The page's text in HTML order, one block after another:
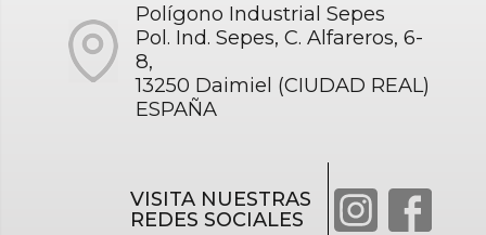
Polígono Industrial Sepes
Pol. Ind. Sepes, C. Alfareros, 6-
8,
13250 Daimiel (CIUDAD REAL)
ESPAÑA
VISITA NUESTRAS
REDES SOCIALES